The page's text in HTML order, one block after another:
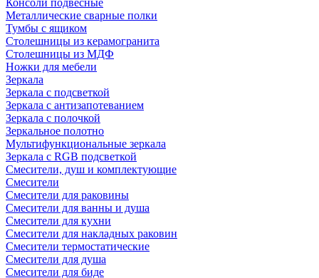
Консоли подвесные
Металлические сварные полки
Тумбы с ящиком
Столешницы из керамогранита
Столешницы из МДФ
Ножки для мебели
Зеркала
Зеркала с подсветкой
Зеркала с антизапотеванием
Зеркала с полочкой
Зеркальное полотно
Мультифункциональные зеркала
Зеркала c RGB подсветкой
Смесители, душ и комплектующие
Смесители
Смесители для раковины
Смесители для ванны и душа
Смесители для кухни
Смесители для накладных раковин
Смесители термостатические
Смесители для душа
Смесители для биде